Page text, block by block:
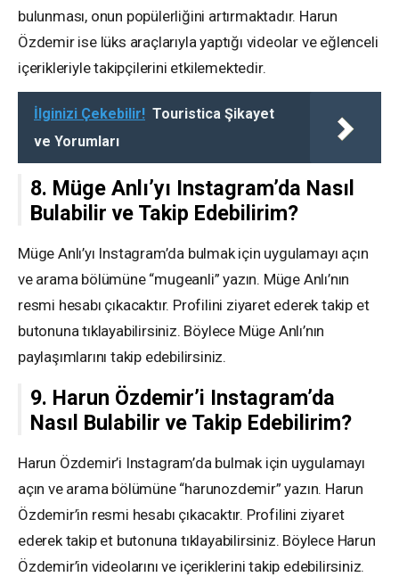
bulunması, onun popülerliğini artırmaktadır. Harun
Özdemir ise lüks araçlarıyla yaptığı videolar ve eğlenceli
içerikleriyle takipçilerini etkilemektedir.
İlginizi Çekebilir! Touristica Şikayet
ve Yorumları
8. Müge Anlı’yı Instagram’da Nasıl
Bulabilir ve Takip Edebilirim?
Müge Anlı’yı Instagram’da bulmak için uygulamayı açın
ve arama bölümüne “mugeanli” yazın. Müge Anlı’nın
resmi hesabı çıkacaktır. Profilini ziyaret ederek takip et
butonuna tıklayabilirsiniz. Böylece Müge Anlı’nın
paylaşımlarını takip edebilirsiniz.
9. Harun Özdemir’i Instagram’da
Nasıl Bulabilir ve Takip Edebilirim?
Harun Özdemir’i Instagram’da bulmak için uygulamayı
açın ve arama bölümüne “harunozdemir” yazın. Harun
Özdemir’in resmi hesabı çıkacaktır. Profilini ziyaret
ederek takip et butonuna tıklayabilirsiniz. Böylece Harun
Özdemir’in videolarını ve içeriklerini takip edebilirsiniz.